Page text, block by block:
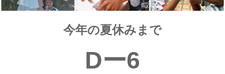
今年の夏休みまで
Dー6